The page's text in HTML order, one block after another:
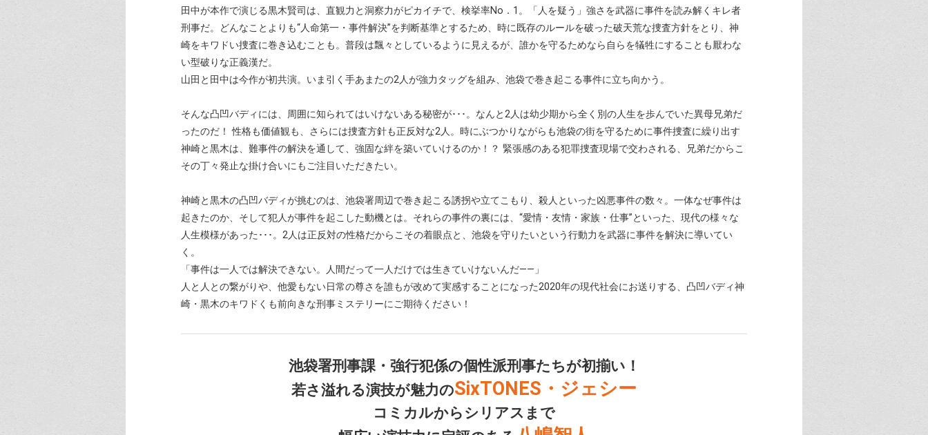
田中が本作で演じる黒木賢司は、直観力と洞察力がピカイチで、検挙率No．1。「人を疑う」強さを武器に事件を読み解くキレ者
刑事だ。どんなことよりも“人命第一・事件解決”を判断基準とするため、時に既存のルールを破った破天荒な捜査方針をとり、神
崎をキワドい捜査に巻き込むことも。普段は飄々としているように見えるが、誰かを守るためなら自らを犠牲にすることも厭わな
い型破りな正義漢だ。
山田と田中は今作が初共演。いま引く手あまたの2人が強力タッグを組み、池袋で巻き起こる事件に立ち向かう。
そんな凸凹バディには、周囲に知られてはいけないある秘密が･･･。なんと2人は幼少期から全く別の人生を歩んでいた異母兄弟だ
ったのだ！ 性格も価値観も、さらには捜査方針も正反対な2人。時にぶつかりながらも池袋の街を守るために事件捜査に繰り出す
神崎と黒木は、難事件の解決を通して、強固な絆を築いていけるのか！？ 緊張感のある犯罪捜査現場で交わされる、兄弟だからこ
その丁々発止な掛け合いにもご注目いただきたい。
神崎と黒木の凸凹バディが挑むのは、池袋署周辺で巻き起こる誘拐や立てこもり、殺人といった凶悪事件の数々。一体なぜ事件は
起きたのか、そして犯人が事件を起こした動機とは。それらの事件の裏には、“愛情・友情・家族・仕事”といった、現代の様々な
人生模様があった･･･。2人は正反対の性格だからこその着眼点と、池袋を守りたいという行動力を武器に事件を解決に導いてい
く。
「事件は一人では解決できない。人間だって一人だけでは生きていけないんだ――」
人と人との繋がりや、他愛もない日常の尊さを誰もが改めて実感することになった2020年の現代社会にお送りする、凸凹バディ神
崎・黒木のキワドくも前向きな刑事ミステリーにご期待ください！
池袋署刑事課・強行犯係の個性派刑事たちが初揃い！
若さ溢れる演技が魅力のSixTONES・ジェシー
コミカルからシリアスまで